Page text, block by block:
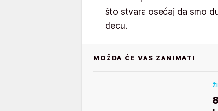
što stvara osećaj da smo
decu.
MOŽDA ĆE VAS ZANIMATI